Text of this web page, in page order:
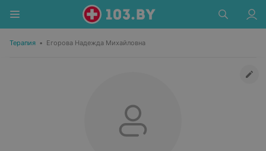
Терапия • Егорова Надежда Михайловна